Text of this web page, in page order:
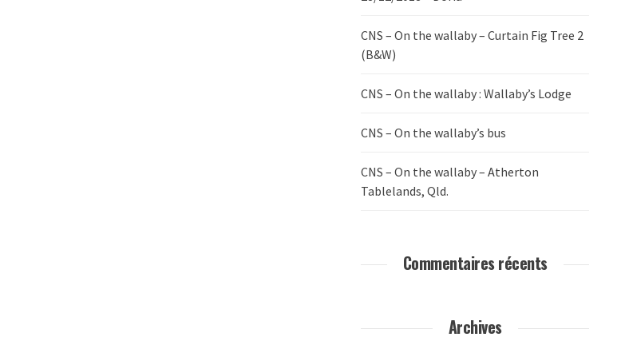
CNS – On the wallaby – Curtain Fig Tree 2
(B&W)
CNS – On the wallaby : Wallaby’s Lodge
CNS – On the wallaby’s bus
CNS – On the wallaby – Atherton
Tablelands, Qld.
Commentaires récents
Archives